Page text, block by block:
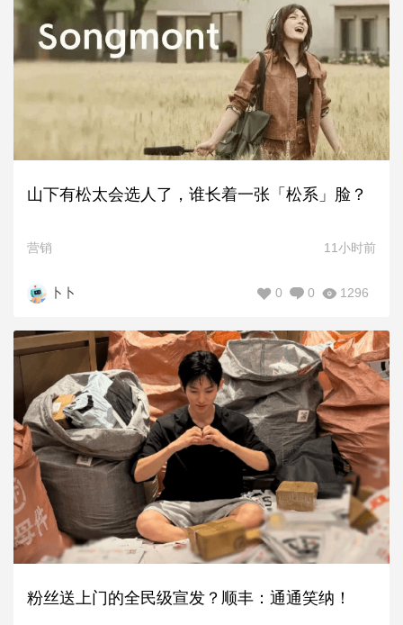
山下有松太会选人了，谁长着一张「松系」脸？
营销 11小时前
卜卜 1296
0
0
粉丝送上门的全民级宣发？顺丰：通通笑纳！